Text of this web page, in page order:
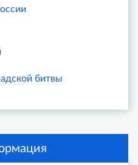
битвы